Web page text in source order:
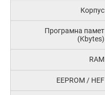
Корпус
Програмна памет
(Kbytes)
RAM
EEPROM / HEF